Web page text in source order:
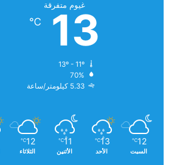
غيوم متفرقة
13
℃
70%
5.33 كيلومتر/ساعة
12
℃
السبت
13
℃
الأحد
11
℃
الأثنين
12
℃
الثلاثاء